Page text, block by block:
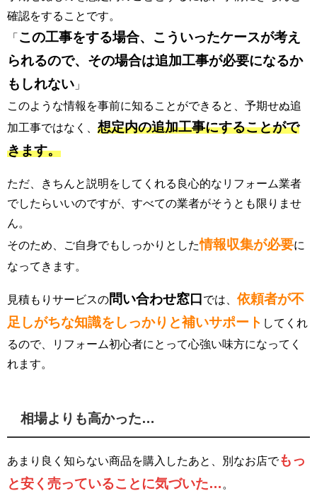
確認をすることです。
「 この工事をする場合、こういったケースが考え
られるので、その場合は追加工事が必要になるか
もしれない 」
このような情報を事前に知ることができると、予期せぬ追
加工事ではなく、 想定内の追加工事にすることがで
きます。
ただ、きちんと説明をしてくれる良心的なリフォーム業者
でしたらいいのですが、すべての業者がそうとも限りませ
ん。
そのため、ご自身でもしっかりとした情報収集が必要に
なってきます。
見積もりサービスの問い合わせ窓口 では、 依頼者が不
足しがちな知識をしっかりと補いサポート してくれ
るので、リフォーム初心者にとって心強い味方になってく
れます。
相場よりも高かった…
あまり良く知らない商品を購入したあと、別なお店でもっ
と安く売っていることに気づいた…